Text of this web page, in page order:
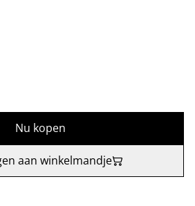
Nu kopen
aan winkelmandje